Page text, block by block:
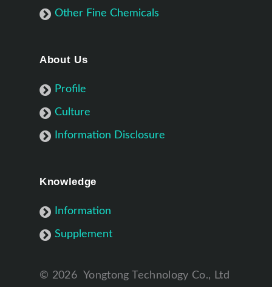
Other Fine Chemicals
About Us
Profile
Culture
Information Disclosure
Knowledge
Information
Supplement
© 2026 Yongtong Technology Co., Ltd